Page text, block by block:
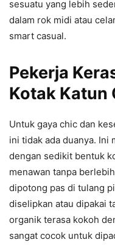
sesuatu yang lebih
dalam rok midi atau
smart casual.
Pekerja
Kotak Katun
Untuk gaya chic dan
ini tidak ada duanya. Ini
dengan sedikit bentuk
menawan tanpa
dipotong pas di tulang
diselipkan atau dipakai
organik terasa kokoh
sangat cocok untuk